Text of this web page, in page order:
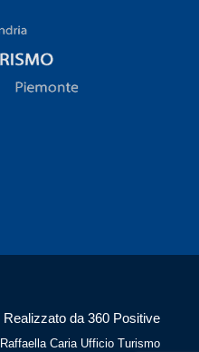
Realizzato da 360 Positive
Caria Ufficio Turismo